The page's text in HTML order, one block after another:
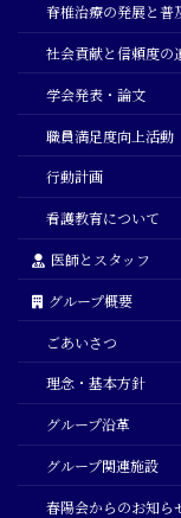
脊椎治療の発展と普
社会貢献と信頼度の
学会発表・論文
職員満足度向上活動
行動計画
看護教育について
医師とスタッフ
グループ概要
ごあいさつ
理念・基本方針
グループ沿革
グループ関連施設
春陽会からのお知ら